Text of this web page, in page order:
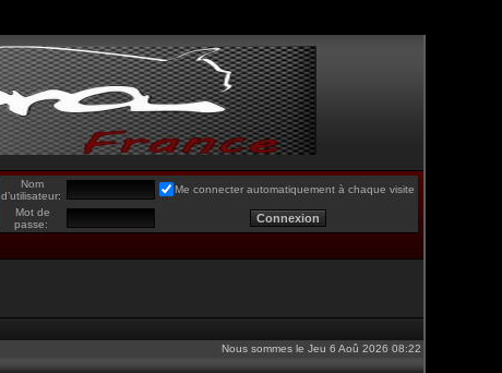
Nom
d’utilisateur:
Me connecter automatiquement à chaque visite
Mot de
passe:
Nous sommes le Jeu 6 Aoû 2026 08:22